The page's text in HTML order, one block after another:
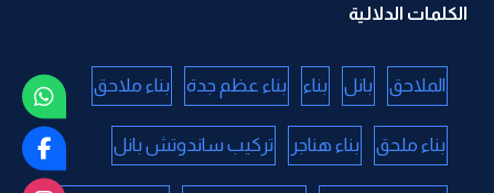
الكلمات الدلالية
الملاحق بانل بناء بناء عظم جدة بناء ملاحق
بناء ملحق بناء هناجر تركيب ساندوتش بانل